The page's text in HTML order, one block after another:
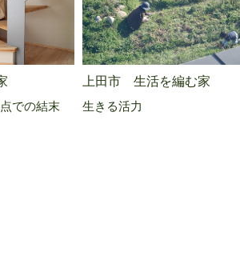
での結末
上田市 生活を編む家
生きる活力